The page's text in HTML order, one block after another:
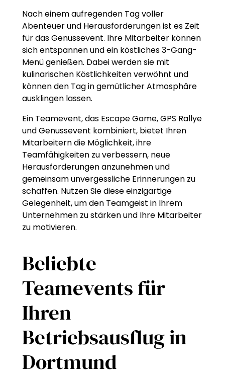
Nach einem aufregenden Tag voller
Abenteuer und Herausforderungen ist es Zeit
für das Genussevent. Ihre Mitarbeiter können
sich entspannen und ein köstliches 3-Gang-
Menü genießen. Dabei werden sie mit
kulinarischen Köstlichkeiten verwöhnt und
können den Tag in gemütlicher Atmosphäre
ausklingen lassen.
Ein Teamevent, das Escape Game, GPS Rallye
und Genussevent kombiniert, bietet Ihren
Mitarbeitern die Möglichkeit, ihre
Teamfähigkeiten zu verbessern, neue
Herausforderungen anzunehmen und
gemeinsam unvergessliche Erinnerungen zu
schaffen. Nutzen Sie diese einzigartige
Gelegenheit, um den Teamgeist in Ihrem
Unternehmen zu stärken und Ihre Mitarbeiter
zu motivieren.
Beliebte
Teamevents für
Ihren
Betriebsausflug in
Dortmund